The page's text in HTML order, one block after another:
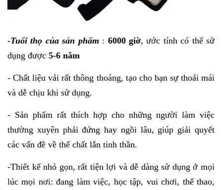
-Tuổi thọ của sản phẩm : 6000 giờ, ước tính có thể sử
dụng được 5-6 năm
- Chất liệu vải rất thông thoáng, tạo cho bạn sự thoải mái
và dễ chịu khi sử dụng.
- Sản phẩm rất thích hợp cho những người làm việc
thường xuyên phải đứng hay ngồi lâu, giúp giải quyết
các vấn đề về thể chất lẫn tinh thần.
-Thiết kế nhỏ gọn, rất tiện lợi và dễ dàng sử dụng ở mọi
lúc mọi nơi: đang làm việc, học tập, vui chơi, thể thao,